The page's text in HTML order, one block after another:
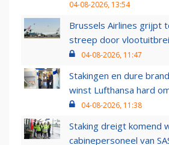
04-08-2026, 13:54
Brussels Airlines grijpt
streep door
04-08-2026, 11:47
Stakingen en dure
winst Lufthansa hard
04-08-2026, 11:38
Staking dreigt komend
cabinepersoneel van